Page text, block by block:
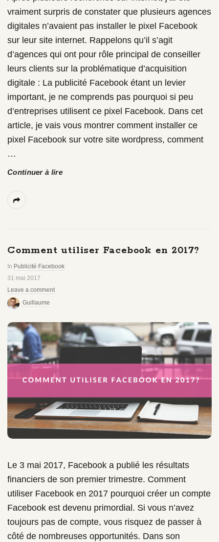
vraiment surpris de constater que plusieurs agences
digitales n’avaient pas installer le pixel Facebook
sur leur site internet. Rappelons qu’il s’agit
d’agences qui ont pour rôle principal de conseiller
leurs clients sur la problématique d’acquisition
digitale : La publicité Facebook étant un levier
important, je ne comprends pas pourquoi si peu
d’entreprises utilisent ce pixel Facebook. Dans cet
article, je vais vous montrer comment installer ce
pixel Facebook sur votre site wordpress, comment
…
Continuer à lire
Comment utiliser Facebook en 2017?
In Publicité Facebook
31 mai 2017
Leave a comment
Guillaume
Le 3 mai 2017, Facebook a publié les résultats
financiers de son premier trimestre. Comment
utiliser Facebook en 2017 pourquoi créer un compte
Facebook est devenu primordial. Si vous n’avez
toujours pas de compte, vous risquez de passer à
côté de nombreuses opportunités. Dans son